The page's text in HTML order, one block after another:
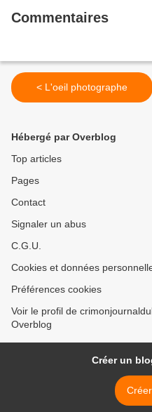
Commentaires
< L'oeil photographe
Hébergé par Overblog
Top articles
Pages
Contact
Signaler un abus
C.G.U.
Cookies et données
Préférences cookies
Voir le profil de
Overblog
Créer un